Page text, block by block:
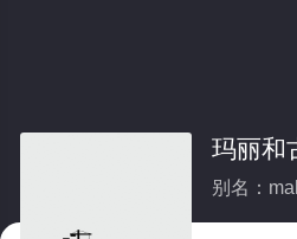
玛丽和
别名：